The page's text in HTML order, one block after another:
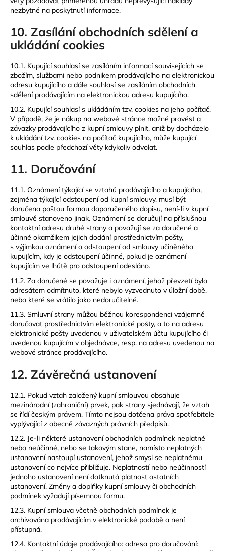
nezbytné na poskytnutí informace.
10. Zasílání obchodních sdělení a
ukládání cookies
10.1. Kupující souhlasí se zasíláním informací souvisejících se
zbožím, službami nebo podnikem prodávajícího na elektronickou
adresu kupujícího a dále souhlasí se zasíláním obchodních
sdělení prodávajícím na elektronickou adresu kupujícího.
10.2. Kupující souhlasí s ukládáním tzv. cookies na jeho počítač.
V případě, že je nákup na webové stránce možné provést a
závazky prodávajícího z kupní smlouvy plnit, aniž by docházelo
k ukládání tzv. cookies na počítač kupujícího, může kupující
souhlas podle předchozí věty kdykoliv odvolat.
11. Doručování
11.1. Oznámení týkající se vztahů prodávajícího a kupujícího,
zejména týkající odstoupení od kupní smlouvy, musí být
doručena poštou formou doporučeného dopisu, není-li v kupní
smlouvě stanoveno jinak. Oznámení se doručují na příslušnou
kontaktní adresu druhé strany a považují se za doručené a
účinné okamžikem jejich dodání prostřednictvím pošty,
s výjimkou oznámení o odstoupení od smlouvy učiněného
kupujícím, kdy je odstoupení účinné, pokud je oznámení
kupujícím ve lhůtě pro odstoupení odesláno.
11.2. Za doručené se považuje i oznámení, jehož převzetí bylo
adresátem odmítnuto, které nebylo vyzvednuto v úložní době,
nebo které se vrátilo jako nedoručitelné.
11.3. Smluvní strany můžou běžnou korespondenci vzájemně
doručovat prostřednictvím elektronické pošty, a to na adresu
elektronické pošty uvedenou v uživatelském účtu kupujícího či
uvedenou kupujícím v objednávce, resp. na adresu uvedenou na
webové stránce prodávajícího.
12. Závěrečná ustanovení
12.1. Pokud vztah založený kupní smlouvou obsahuje
mezinárodní (zahraniční) prvek, pak strany sjednávají, že vztah
se řídí českým právem. Tímto nejsou dotčena práva spotřebitele
vyplývající z obecně závazných právních předpisů.
12.2. Je-li některé ustanovení obchodních podmínek neplatné
nebo neúčinné, nebo se takovým stane, namísto neplatných
ustanovení nastoupí ustanovení, jehož smysl se neplatnému
ustanovení co nejvíce přibližuje. Neplatností nebo neúčinností
jednoho ustanovení není dotknutá platnost ostatních
ustanovení. Změny a doplňky kupní smlouvy či obchodních
podmínek vyžadují písemnou formu.
12.3. Kupní smlouva včetně obchodních podmínek je
archivována prodávajícím v elektronické podobě a není
přístupná.
12.4. Kontaktní údaje prodávajícího: adresa pro doručování: